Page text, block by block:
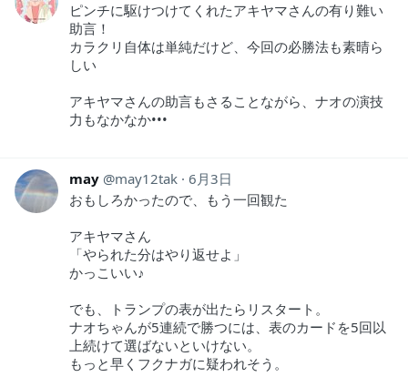
ピンチに駆けつけてくれたアキヤマさんの有り難い
助言！
カラクリ自体は単純だけど、今回の必勝法も素晴ら
しい
アキヤマさんの助言もさることながら、ナオの演技
力もなかなか•••
may may12tak 6月3日
おもしろかったので、もう一回観た
アキヤマさん
「やられた分はやり返せよ」
かっこいい♪
でも、トランプの表が出たらリスタート。
ナオちゃんが5連続で勝つには、表のカードを5回以
上続けて選ばないといけない。
もっと早くフクナガに疑われそう。